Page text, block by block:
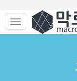
문
로
메
토